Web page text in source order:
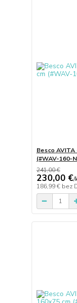
Besco
(#WAV-160-
241,00 €
230,00 €/
186,99 € bez